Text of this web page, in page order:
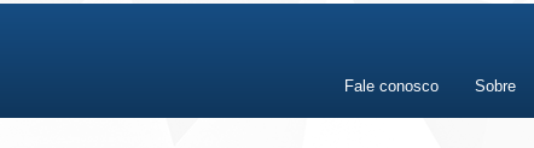
Fale conosco Sobre